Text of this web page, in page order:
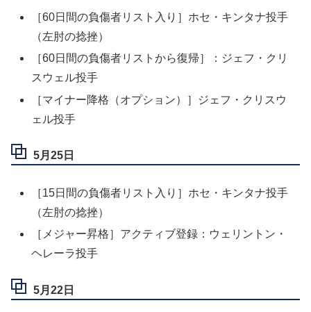
［60日間の負傷者リスト入り］ホセ・キンタナ投手
（左肘の捻挫）
［60日間の負傷者リストから復帰］：ジェフ・クリ
スウェル投手
［マイナー降格（オプション）］ジェフ・クリスウ
ェル投手
5月25日
［15日間の負傷者リスト入り］ホセ・キンタナ投手
（左肘の捻挫）
［メジャー昇格］アクティブ登録：ウェリントン・
ヘレーラ投手
5月22日